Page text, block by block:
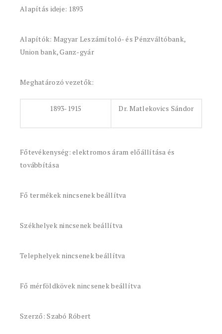
Alapítás ideje: 1893
Alapítók: Magyar Leszámítoló- és Pénzváltóbank,
Union bank, Ganz-gyár
Meghatározó vezetők:
1893-1915 Dr. Matlekovics Sándor
Főtevékenység: elektromos áram előállítása és
továbbítása
Fő termékek nincsenek beállítva
Székhelyek nincsenek beállítva
Telephelyek nincsenek beállítva
Fő mérföldkövek nincsenek beállítva
Szerző: Szabó Róbert